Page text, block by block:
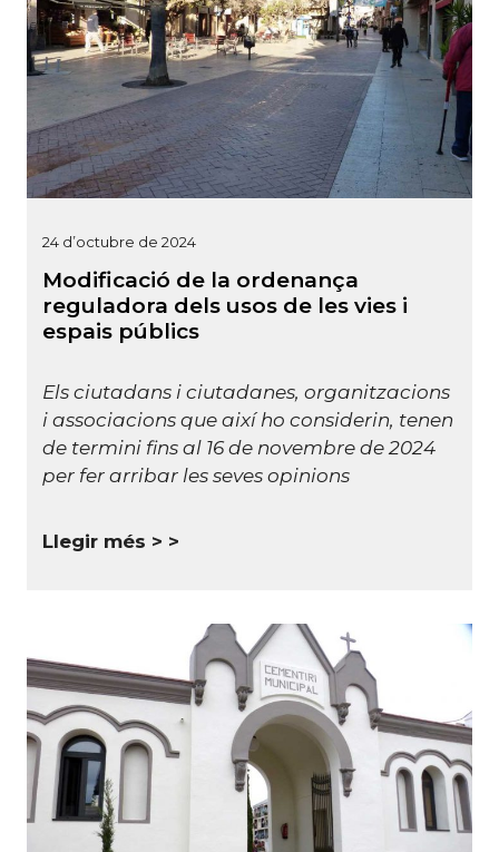
24 d’octubre de 2024
Modificació de la ordenança
reguladora dels usos de les vies i
espais públics
Els ciutadans i ciutadanes, organitzacions
i associacions que així ho considerin, tenen
de termini fins al 16 de novembre de 2024
per fer arribar les seves opinions
Llegir més >